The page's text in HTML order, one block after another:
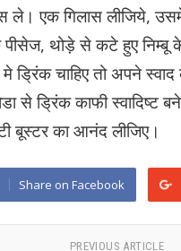
ले। एक गिलास लीजिये,
थोड़े से कटे हुए
ड्रिंक चाहिए तो अपने
से ड्रिंक काफी स्वादिष्ट
बूस्टर का आनंद लीजिए।
Share on Facebook
PREVIOUS ARTICLE